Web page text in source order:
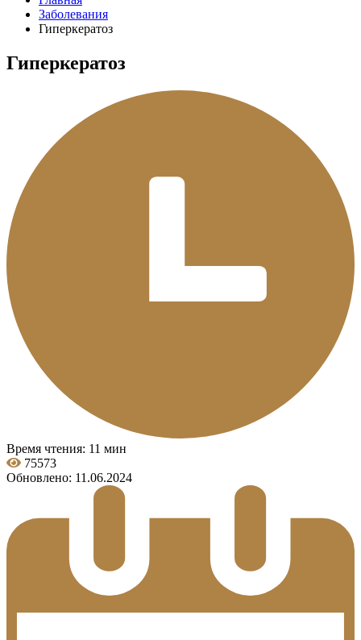
Заболевания
Гиперкератоз
Гиперкератоз
Время чтения: 11 мин
75573
Обновлено: 11.06.2024